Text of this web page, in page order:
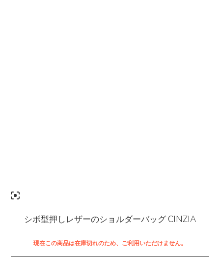
シボ型押しレザーのショルダーバッグ CINZIA
現在この商品は在庫切れのため、ご利用いただけません。